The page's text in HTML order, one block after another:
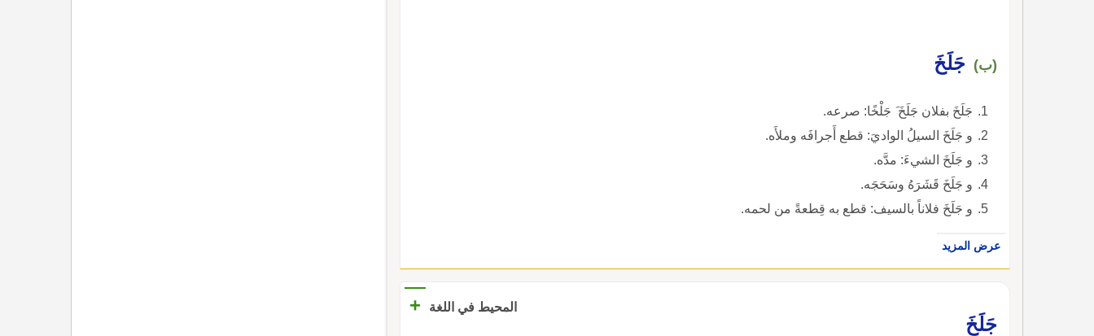
(ب) جَلَخَ
جَلَخَ بفلان جَلَخَ َ جَلْخًا: صرعه.
و جَلَخَ السيلُ الواديَ: قطع أَجرافَه وملأَه.
و جَلَخَ الشيءَ: مدَّه.
و جَلَخَ قَشَرَهُ وسَحَجَه.
و جَلَخَ فلاناً بالسيف: قطع به قِطعةً من لحمه.
عرض المزيد
المحيط في اللغة
+
جَلَخَ